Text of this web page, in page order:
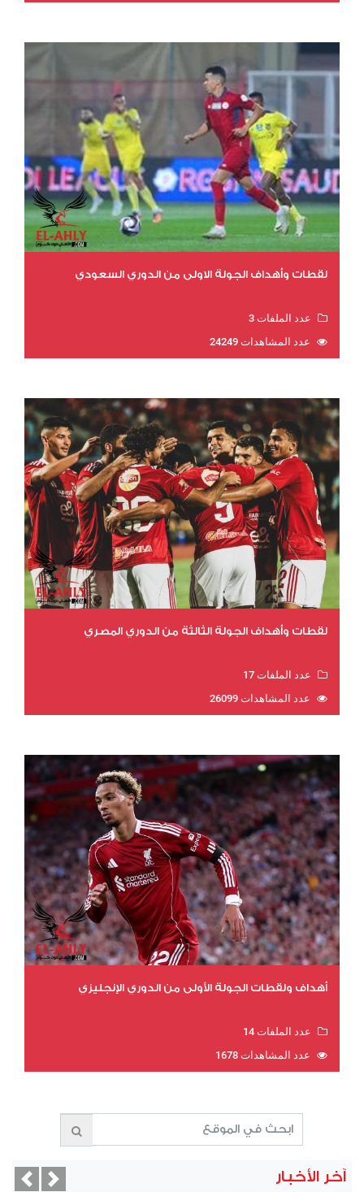
لقطات وأهداف الجولة الاولي من الدوري السعودي
عدد الملفات 3
عدد المشاهدات 24249
لقطات وأهداف الجولة الثالثة من الدوري المصري
عدد الملفات 17
عدد المشاهدات 26099
أهداف ولقطات الجولة الأولى من الدوري الإنجليزي
عدد الملفات 14
عدد المشاهدات 1678
آخر الأخبار Next